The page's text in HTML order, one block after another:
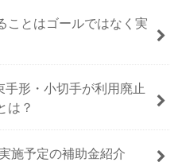
ことはゴールではなく実
手形・小切手が利用廃止
は？
施予定の補助金紹介